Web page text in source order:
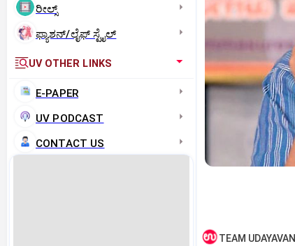
ರೀಲ್ಸ್
ಫ್ಯಾಶನ್/ಲೈಫ್‌ ಸ್ಟೈಲ್
UV OTHER LINKS
E-PAPER
UV PODCAST
CONTACT US
TEAM UDAYAVANI